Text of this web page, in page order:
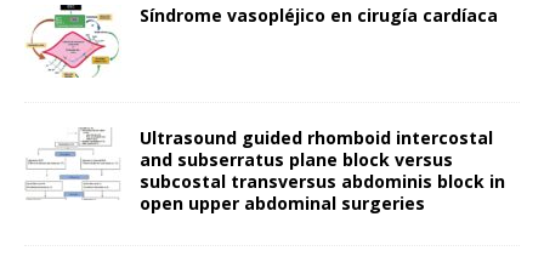
Síndrome vasopléjico en cirugía cardíaca
Ultrasound guided rhomboid intercostal
and subserratus plane block versus
subcostal transversus abdominis block in
open upper abdominal surgeries